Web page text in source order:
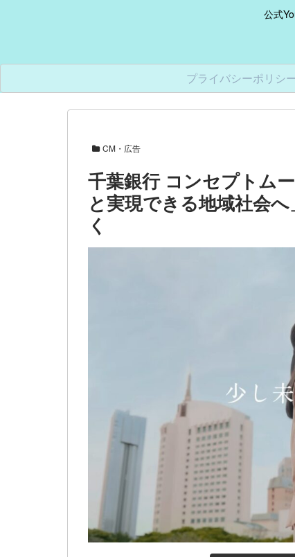
公式
プライバシーポリシ
CM・広告
千葉銀行 コンセプトム
と実現できる地域社会
く